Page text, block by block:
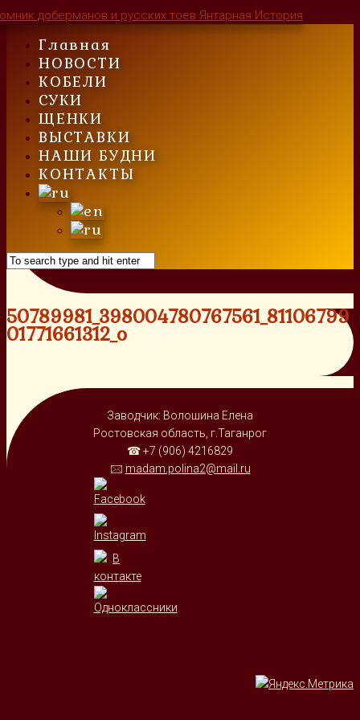
Skip
contentГлавная
НОВОСТИ
КОБЕЛИ
СУКИ
ЩЕНКИ
ВЫСТАВКИ
НАШИ БУДНИ
КОНТАКТЫ
50789981_398004780767561_81106799
01771661312_o
Заводчик: Волошина Елена
Ростовская область, г.Таганрог
☎ +7 (906) 4216829
🖂 madam.polina2@mail.ru